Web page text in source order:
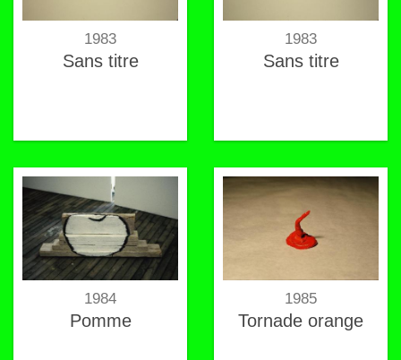
1983
Sans titre
1983
Sans titre
1984
Pomme
1985
Tornade orange